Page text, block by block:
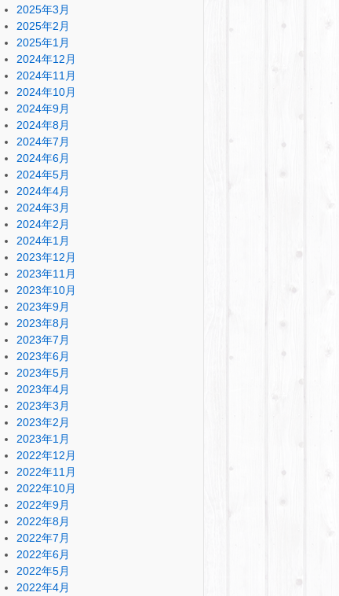
2025年3月
2025年2月
2025年1月
2024年12月
2024年11月
2024年10月
2024年9月
2024年8月
2024年7月
2024年6月
2024年5月
2024年4月
2024年3月
2024年2月
2024年1月
2023年12月
2023年11月
2023年10月
2023年9月
2023年8月
2023年7月
2023年6月
2023年5月
2023年4月
2023年3月
2023年2月
2023年1月
2022年12月
2022年11月
2022年10月
2022年9月
2022年8月
2022年7月
2022年6月
2022年5月
2022年4月